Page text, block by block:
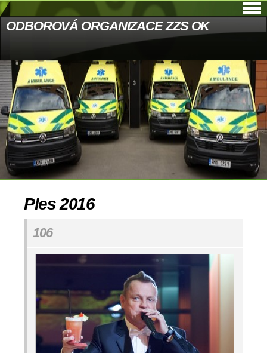
ODBOROVÁ ORGANIZACE ZZS OK
Ples 2016
106